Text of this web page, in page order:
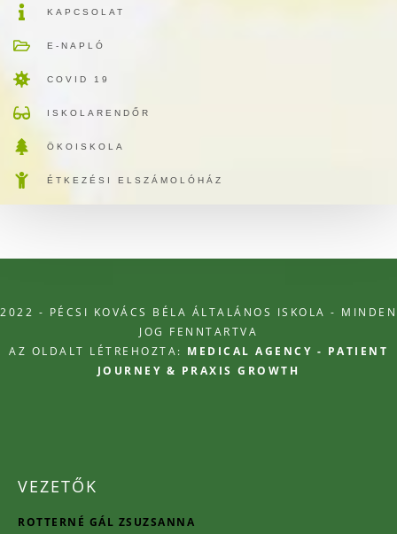
KAPCSOLAT
E-NAPLÓ
COVID 19
ISKOLARENDŐR
ÖKOISKOLA
ÉTKEZÉSI ELSZÁMOLÓHÁZ
2022 - PÉCSI KOVÁCS BÉLA ÁLTALÁNOS ISKOLA - MINDEN
JOG FENNTARTVA
AZ OLDALT LÉTREHOZTA: MEDICAL AGENCY - PATIENT
JOURNEY & PRAXIS GROWTH
VEZETŐK
ROTTERNÉ GÁL ZSUZSANNA